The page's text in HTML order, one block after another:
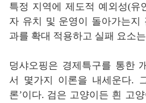
특정 지역에 제도적 예외성(유
자 유치 및 운영이 돌아가는지
과를 확대 적용하고 실패 요소
덩샤오핑은 경제특구를 통한
서 몇가지 이론을 내세운다.
론’이다. 검은 고양이든 흰 고